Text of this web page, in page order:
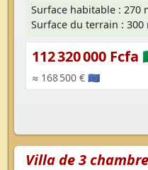
Surface habitable : 270
Surface du terrain : 300
112 320 000 Fcfa
≈ 168 500 € 🇪🇺
Villa de 3